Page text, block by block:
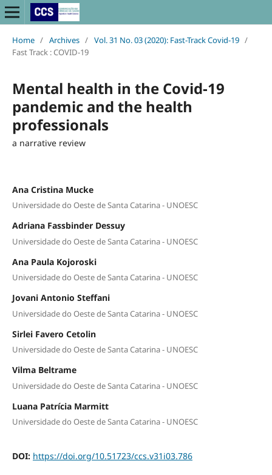
Home / Archives / Vol. 31 No. 03 (2020): Fast-Track Covid-19 /
Fast Track : COVID-19
Mental health in the Covid-19
pandemic and the health
professionals
a narrative review
Ana Cristina Mucke
Universidade do Oeste de Santa Catarina - UNOESC
Adriana Fassbinder Dessuy
Universidade do Oeste de Santa Catarina - UNOESC
Ana Paula Kojoroski
Universidade do Oeste de Santa Catarina - UNOESC
Jovani Antonio Steffani
Universidade do Oeste de Santa Catarina - UNOESC
Sirlei Favero Cetolin
Universidade do Oeste de Santa Catarina - UNOESC
Vilma Beltrame
Universidade do Oeste de Santa Catarina - UNOESC
Luana Patrícia Marmitt
Universidade do Oeste de Santa Catarina - UNOESC
DOI: https://doi.org/10.51723/ccs.v31i03.786